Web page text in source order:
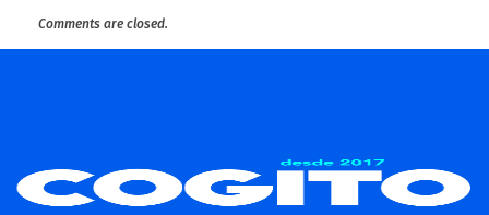
Comments are closed.